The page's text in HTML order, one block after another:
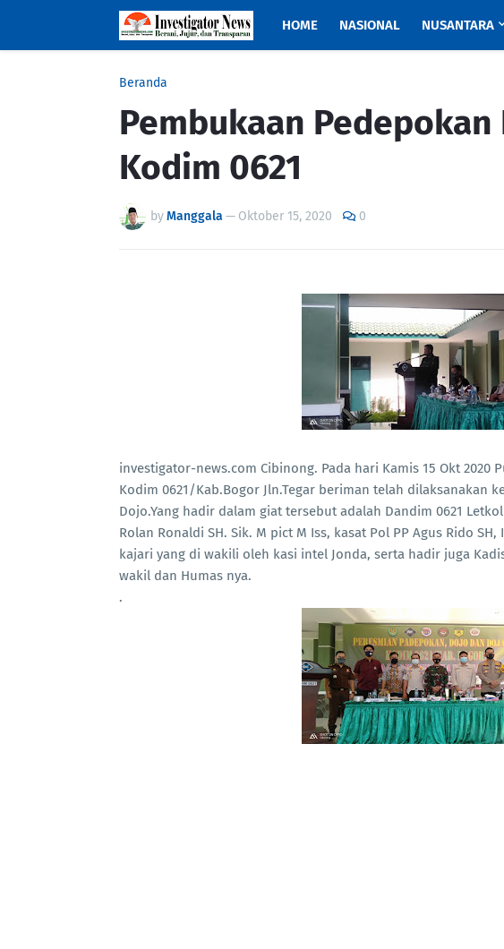
HOME NASIONAL NUSANTARA
Beranda
Pembukaan
Kodim 0621
byManggala — Oktober 15, 2020 0
investigator-news.com Cibinong. Pada hari Kamis 15 Okt 2020
Kodim 0621/Kab.Bogor Jln.Tegar beriman telah dilaksanakan
Dojo.Yang hadir dalam giat tersebut adalah Dandim 0621
Rolan Ronaldi SH. Sik. M pict M Iss, kasat Pol PP Agus Rido
kajari yang di wakili oleh kasi intel Jonda, serta hadir juga
wakil dan Humas nya.
.